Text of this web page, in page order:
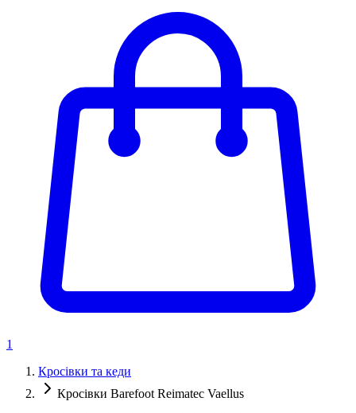
1
Кросівки та кеди
Кросівки Barefoot Reimatec Vaellus